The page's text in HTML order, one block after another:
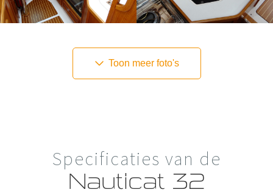
Toon meer foto's
Specificaties van de
Nauticat 32